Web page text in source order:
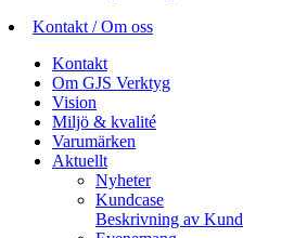
Kontakt / Om oss
Kontakt
Om GJS Verktyg
Vision
Miljö & kvalité
Varumärken
Aktuellt
Nyheter
Kundcase
Beskrivning av Kund